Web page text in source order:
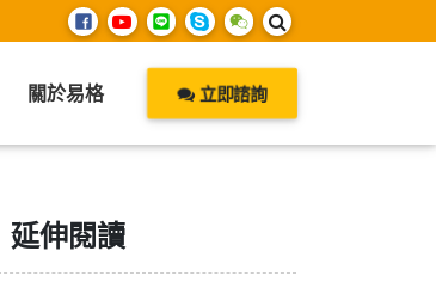
關於易格 立即諮詢
延伸閱讀